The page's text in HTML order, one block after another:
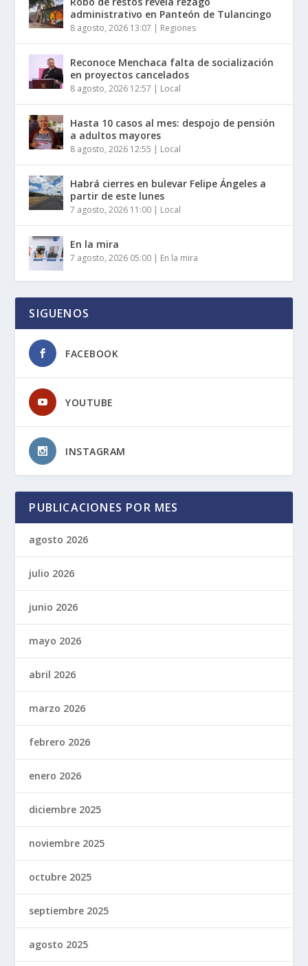
administrativo en Panteón de Tulancingo
8 agosto, 2026 13:07 | Regiones
Reconoce Menchaca falta de socialización
en proyectos cancelados
8 agosto, 2026 12:57 | Local
Hasta 10 casos al mes: despojo de pensión
a adultos mayores
8 agosto, 2026 12:55 | Local
Habrá cierres en bulevar Felipe Ángeles a
partir de este lunes
7 agosto, 2026 11:00 | Local
En la mira
7 agosto, 2026 05:00 | En la mira
SIGUENOS
FACEBOOK
YOUTUBE
INSTAGRAM
PUBLICACIONES POR MES
agosto 2026
julio 2026
junio 2026
mayo 2026
abril 2026
marzo 2026
febrero 2026
enero 2026
diciembre 2025
noviembre 2025
octubre 2025
septiembre 2025
agosto 2025